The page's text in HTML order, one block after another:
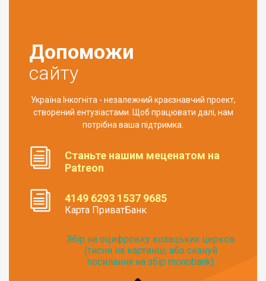
Допоможи
сайту
Україна Інкогніта - незалежний краєзнавчий проект,
створений ентузіастами. Щоб працювати далі, нам
потрібна ваша підтримка.
Станьте нашим меценатом на
Patreon
4149 6293 1537 9685
Карта ПриватБанк
Збір на оцифровку козацьких церков
(тисни на картинці, або скануй
посилання на збір monobank):